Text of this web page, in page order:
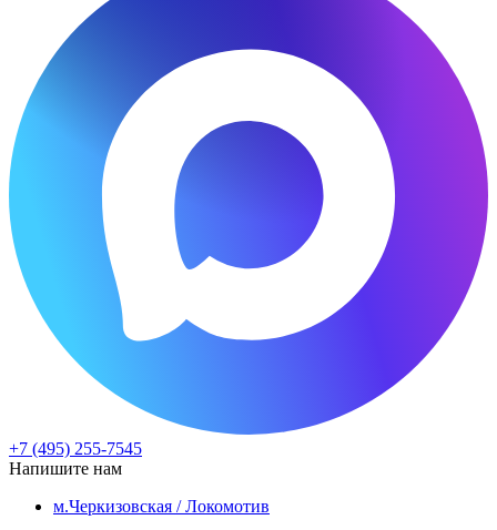
+7 (495) 255-7545
Напишите нам
м.Черкизовская / Локомотив